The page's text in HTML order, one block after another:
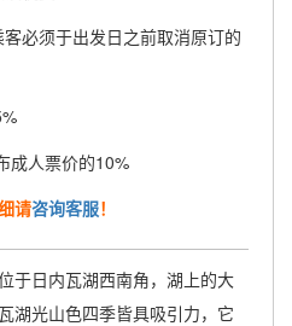
必须于出发日之前取消原订的
成人票价的10%
请咨询客服！
于日内瓦湖西南角，湖上的大
湖光山色四季皆具吸引力，它